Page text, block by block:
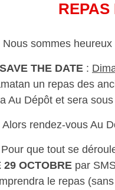
REPAS
Nous sommes
SAVE THE DATE :
un repas des
Au Dépôt et sera
Alors rendez-vous Au
que tout se
29 OCTOBRE par
le repas